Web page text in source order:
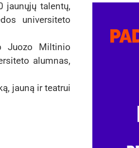
jaunųjų talentų,
universiteto
Juozo Miltinio
alumnas,
jauną ir teatrui